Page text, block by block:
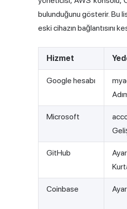
bulunduğunu gösterir. Bu
eski cihazın bağlantısını
Hizmet
Google hesabı
Microsoft
GitHub
Coinbase